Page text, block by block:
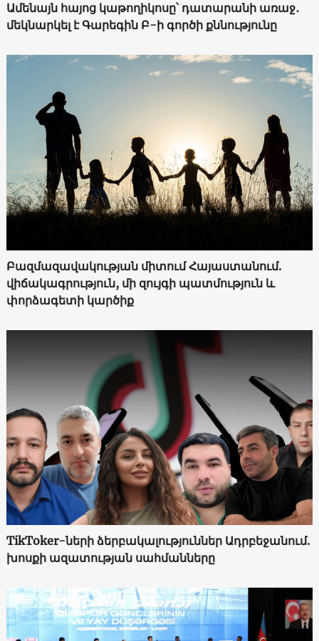
Ամենայն հայոց կաթողիկոսը՝ դատարանի առաջ․
մեկնարկել է Գարեգին Բ-ի գործի քննությունը
Բազմազավակության միտում Հայաստանում.
վիճակագրություն, մի զույգի պատմություն և
փորձագետի կարծիք
TikToker-ների ձերբակալություններ Ադրբեջանում.
խոսքի ազատության սահմանները